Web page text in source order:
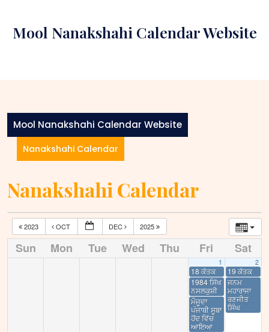
contentMool Nanakshahi Calendar Website
Mool Nanakshahi Calendar Website
Nanakshahi Calendar
Nanakshahi Calendar
2023 OCT DEC 2025
Sun Mon Tue Wed Thu Fri Sat
1
18 ਕੱਤਕ
1984 ਸਿੱਖ
ਨਸਲਕੁਸ਼ੀ
ਮੌਜੂਦਾ
ਪੰਜਾਬੀ ਸੂਬਾ
ਹੋਂਦ ਵਿੱਚ
ਆਇਆ
2
19 ਕੱਤਕ
ਜਨਮ
ਮਹਾਰਾਜਾ
ਰਣਜੀਤ
ਸਿੰਘ